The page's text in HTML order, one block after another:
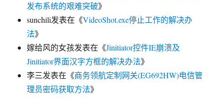
发布系统的艰难突破》
sunchili发表在《VideoShot.exe停止工作的解决办
法》
嫁给风的女孩发表在《Jinitiator控件IE崩溃及
Jinitiator界面汉字方框的解决办法》
李三发表在《商务领航定制网关(EG692HW)电信管
理员密码获取方法》